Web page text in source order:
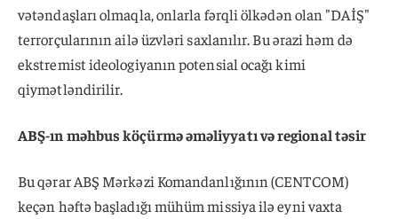
vətəndaşları olmaqla, onlarla fərqli ölkədən olan "DAİŞ"
terrorçularının ailə üzvləri saxlanılır. Bu ərazi həm də
ekstremist ideologiyanın potensial ocağı kimi
qiymətləndirilir.
ABŞ-ın məhbus köçürmə əməliyyatı və regional təsir
Bu qərar ABŞ Mərkəzi Komandanlığının (CENTCOM)
keçən həftə başladığı mühüm missiya ilə eyni vaxta